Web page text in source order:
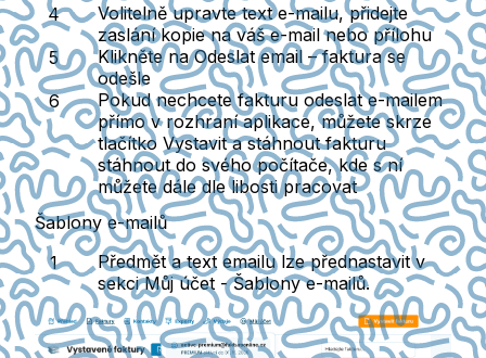
Volitelně upravte text e-mailu, přidejte
zaslání kopie na váš e-mail nebo přílohu
Klikněte naOdeslat email – faktura se
odešle
Pokud nechcete fakturu odeslat e-mailem
přímo v rozhraní aplikace, můžete skrze
tlačítko Vystavit a stáhnout fakturu
stáhnout do svého počítače, kde s ní
můžete dále dle libosti pracovat
Šablony e-mailů
Předmět a text emailu lze přednastavit v
sekciMůj účet - Šablony e-mailů.